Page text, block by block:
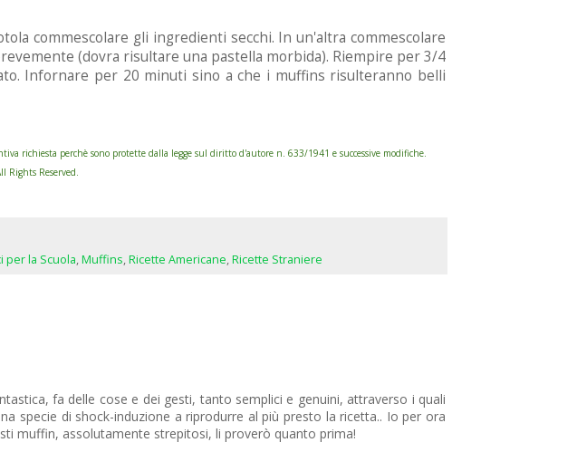
commescolare gli ingredienti secchi. In un'altra commescolare
(dovra risultare una pastella morbida). Riempire per 3/4
Infornare per 20 minuti sino a che i muffins risulteranno belli
richiesta perchè sono protette dalla legge sul diritto d'autore n. 633/1941 e successive modifiche.
Rights Reserved.
per la Scuola,Muffins,Ricette Americane,Ricette Straniere
fa delle cose e dei gesti, tanto semplici e genuini, attraverso i quali
specie di shock-induzione a riprodurre al più presto la ricetta.. Io per ora
muffin, assolutamente strepitosi, li proverò quanto prima!